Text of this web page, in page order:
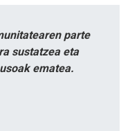
parte
sustatzea eta
ematea.